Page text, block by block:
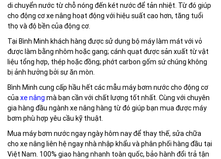
di chuyển nước từ chỗ nóng đến két nước để tản nhiệt. Từ đó giúp
cho động cơ xe nâng hoạt động với hiệu suất cao hơn, tăng tuổi
thọ và độ bền của động cơ.
Tại Bình Minh khách hàng được sử dụng bộ máy làm mát với vỏ
được làm bằng nhôm hoặc gang; cánh quạt được sản xuất từ ​​vật
liệu tổng hợp, thép hoặc đồng; phớt carbon gốm sứ chúng không
bị ảnh hưởng bởi sự ăn mòn.
Bình Minh cung cấp hầu hết các mẫu máy bơm nước cho động cơ
củaxe nâng mà bạn cần với chất lượng tốt nhất. Cùng với chuyên
gia hàng đầu ngành xe nâng hàng từ đó giúp bạn mua được máy
bơm phù hợp yêu cầu kỹ thuật.
Mua máy bơm nước ngay ngày hôm nay để thay thế, sửa chữa
cho xe nâng liên hệ ngay nhà nhập khẩu và phân phối hàng đầu tại
Việt Nam. 100% giao hàng nhanh toàn quốc, bảo hành đổi trả tận